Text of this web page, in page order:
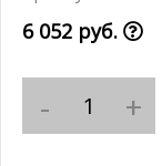
6 052 руб.